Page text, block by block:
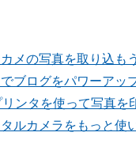
メの写真を取り込もう
ブログをパワーアッ
ンタを使って写真を
ルカメラをもっと使